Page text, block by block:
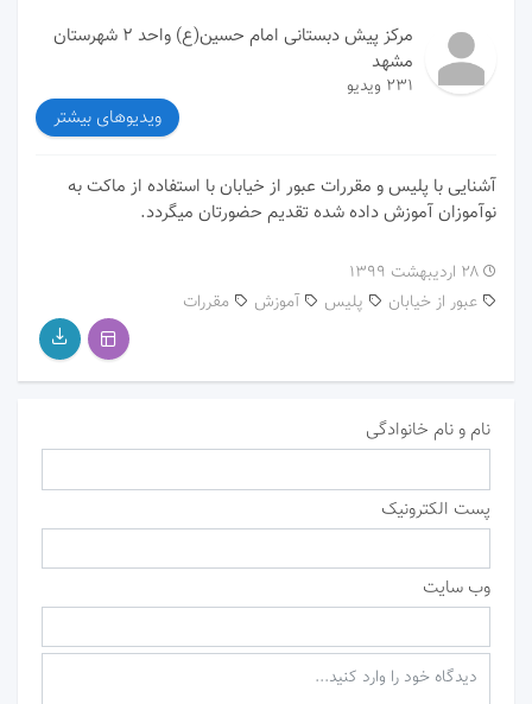
مرکز پیش دبستانی امام حسین(ع) واحد ۲ شهرستان
مشهد
231 ویدیو
ویدیوهای بیشتر
آشنایی با پلیس و مقررات عبور از خیابان با استفاده از ماکت به
نوآموزان آموزش داده شده تقدیم حضورتان میگردد.
۲۸ اردیبهشت ۱۳۹۹
آموزش
پلیس عبور از خیابان مقررات
نام و نام خانوادگی
پست الکترونیک
وب سایت